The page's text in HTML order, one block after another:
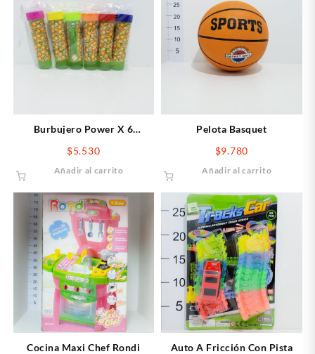
Burbujero Power X 6
$5.530
Añadir al carrito
Pelota Basquet
$9.780
Añadir al carrito
Cocina Maxi Chef Rondi
Auto A Fricción Con Pista